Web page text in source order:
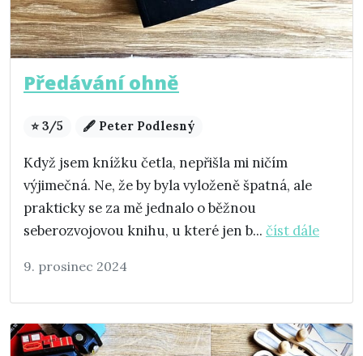
Předávání ohně
⭐ 3/5 🖋️ Peter Podlesný
Když jsem knížku četla, nepřišla mi ničím
výjimečná. Ne, že by byla vyloženě špatná, ale
prakticky se za mě jednalo o běžnou
seberozvojovou knihu, u které jen b... číst dále
9. prosinec 2024